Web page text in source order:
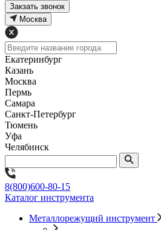
Закзать звонок
Москва
Екатеринбург
Казань
Москва
Пермь
Самара
Санкт-Петербург
Тюмень
Уфа
Челябинск
8(800)600-80-15
Каталог инструмента
Металлорежущий инструмент